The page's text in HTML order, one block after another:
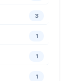
3
1
1
1